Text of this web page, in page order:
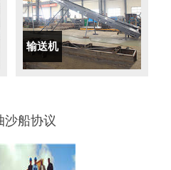
输送机
沙船协议